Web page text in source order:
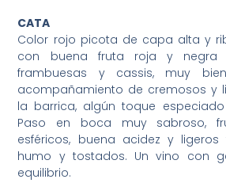
CATA
Color rojo picota de capa alta y
con buena fruta roja y negra
frambuesas y cassis, muy
acompañamiento de cremosos y
la barrica, algún toque
Paso en boca muy sabroso,
esféricos, buena acidez y ligeros
humo y tostados. Un vino con
equilibrio.